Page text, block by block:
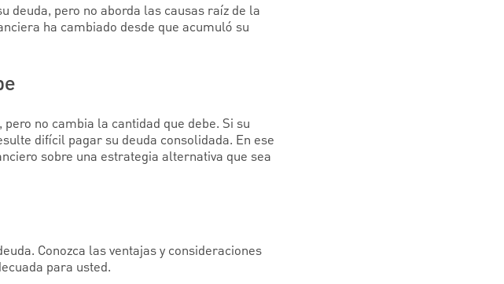
deuda, pero no aborda las causas raíz de la
ha cambiado desde que acumuló su
no cambia la cantidad que debe. Si su
difícil pagar su deuda consolidada. En ese
sobre una estrategia alternativa que sea
Conozca las ventajas y consideraciones
para usted.